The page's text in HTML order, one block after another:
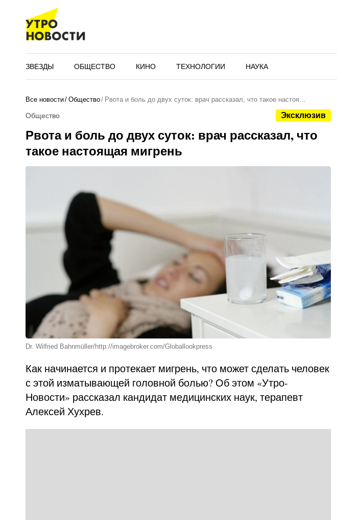
ЗВЕЗДЫ ОБЩЕСТВО КИНО ТЕХНОЛОГИИ НАУКА
Все новости Общество Рвота и боль до двух суток: врач рассказал, что такое настоя…
Общество Эксклюзив
Рвота и боль до двух суток: врач рассказал, что
такое настоящая мигрень
Dr. Wilfried Bahnmüller/http://imagebroker.com/Globallookpress
Как начинается и протекает мигрень, что может сделать человек
с этой изматывающей головной болью? Об этом «Утро-
Новости» рассказал кандидат медицинских наук, терапевт
Алексей Хухрев.